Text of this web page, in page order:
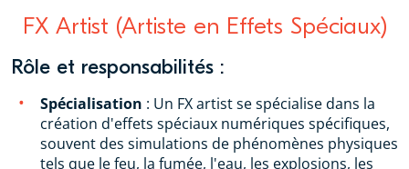
FX Artist (Artiste en Effets Spéciaux)
Rôle et responsabilités :
Spécialisation : Un FX artist se spécialise dans la
création d'effets spéciaux numériques spécifiques,
souvent des simulations de phénomènes physiques
tels que le feu, la fumée, l'eau, les explosions, les